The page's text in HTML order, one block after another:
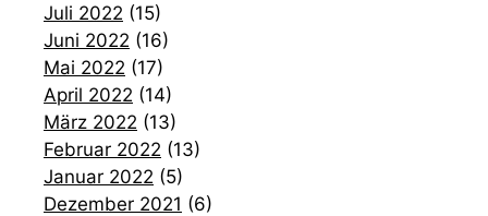
Juli 2022 (15)
Juni 2022 (16)
Mai 2022 (17)
April 2022 (14)
März 2022 (13)
Februar 2022 (13)
Januar 2022 (5)
Dezember 2021 (6)